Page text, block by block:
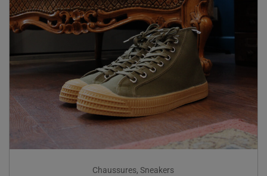
Chaussures,Sneakers